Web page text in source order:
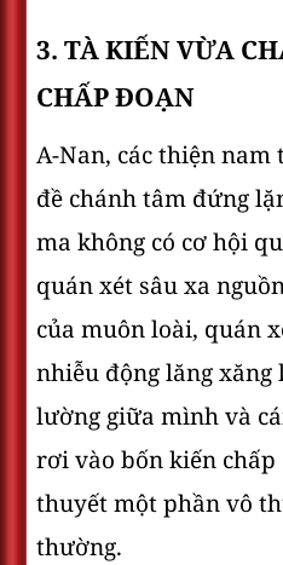
3. TÀ KIẾN VỪA
CHẤP ĐOẠN
A-Nan, các thiện
đề chánh tâm đứng
ma không có cơ hội
quán xét sâu xa
của muôn loài, quán
nhiễu động lăng
lường giữa mình và
rơi vào bốn kiến
thuyết một phần vô
thường.